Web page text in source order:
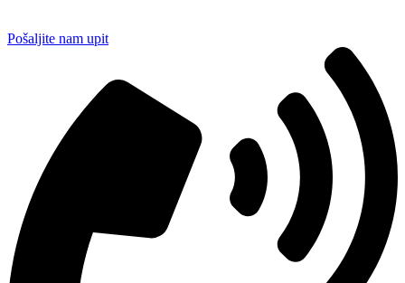
Pošaljite nam upit